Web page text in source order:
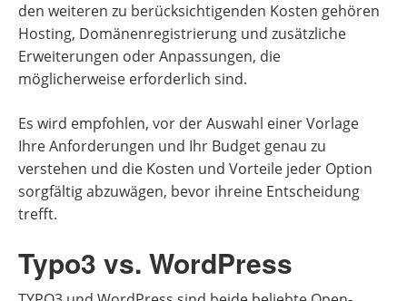
den weiteren zu berücksichtigenden Kosten gehören
Hosting, Domänenregistrierung und zusätzliche
Erweiterungen oder Anpassungen, die
möglicherweise erforderlich sind.
Es wird empfohlen, vor der Auswahl einer Vorlage
Ihre Anforderungen und Ihr Budget genau zu
verstehen und die Kosten und Vorteile jeder Option
sorgfältig abzuwägen, bevor ihreine Entscheidung
trefft.
Typo3 vs. WordPress